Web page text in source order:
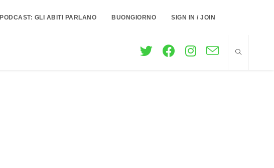
PODCAST: GLI ABITI PARLANO BUONGIORNO SIGN IN / JOIN